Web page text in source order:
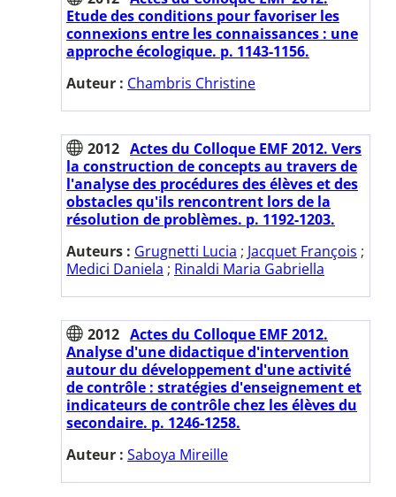
Etude des conditions pour favoriser les
connexions entre les connaissances : une
approche écologique. p. 1143-1156.
Auteur : Chambris Christine
2012 Actes du Colloque EMF 2012. Vers
la construction de concepts au travers de
l'analyse des procédures des élèves et des
obstacles qu'ils rencontrent lors de la
résolution de problèmes. p. 1192-1203.
Auteurs : Grugnetti Lucia ; Jacquet François ;
Medici Daniela ; Rinaldi Maria Gabriella
2012 Actes du Colloque EMF 2012.
Analyse d'une didactique d'intervention
autour du développement d'une activité
de contrôle : stratégies d'enseignement et
indicateurs de contrôle chez les élèves du
secondaire. p. 1246-1258.
Auteur : Saboya Mireille